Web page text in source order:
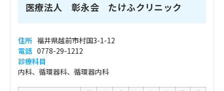
医療法人 彰永会 たけふクリニック
住所 福井県越前市村国3-1-12
電話 0778-29-1212
診療科目
内科、循環器科、循環器内科